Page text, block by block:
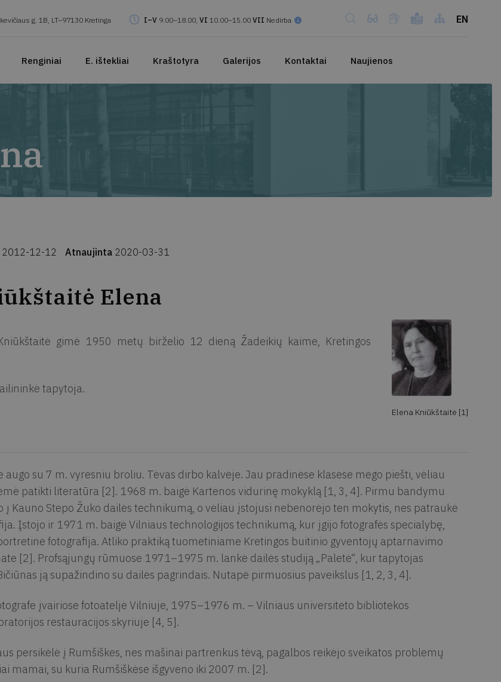
g. 1B, LT–97130 Kretinga I–V 9.00–18.00, VI 10.00–15.00 VII Nedirba EN
Renginiai E. ištekliai Kraštotyra Galerijos Kontaktai Naujienos
2012-12-12 Atnaujinta 2020-03-31
Elena
Elena Kniūkštaitė [1]
gimė 1950 metų birželio 12 dieną Žadeikių kaime, Kretingos
tapytoja.
augo su 7 m. vyresniu broliu. Tėvas dirbo kalvėje. Jau pradinėse klasėse mėgo piešti, vėliau
patikti literatūra [2]. 1968 m. baigė Kartenos vidurinę mokyklą [1, 3, 4]. Pirmu bandymu
į Kauno Stepo Žuko dailės technikumą, o vėliau įstojusi nebenorėjo ten mokytis, nes patraukė
Įstojo ir 1971 m. baigė Vilniaus technologijos technikumą, kur įgijo fotografės specialybę,
fotografija. Atliko praktiką tuometiniame Kretingos buitinio gyventojų aptarnavimo
[2]. Profsąjungų rūmuose 1971–1975 m. lankė dailės studiją „Paletė“, kur tapytojas
ją supažindino su dailės pagrindais. Nutapė pirmuosius paveikslus [1, 2, 3, 4].
įvairiose fotoateljė Vilniuje, 1975–1976 m. – Vilniaus universiteto bibliotekos
restauracijos skyriuje [4, 5].
persikėlė į Rumšiškes, nes mašinai partrenkus tėvą, pagalbos reikėjo sveikatos problemų
mamai, su kuria Rumšiškėse išgyveno iki 2007 m. [2].